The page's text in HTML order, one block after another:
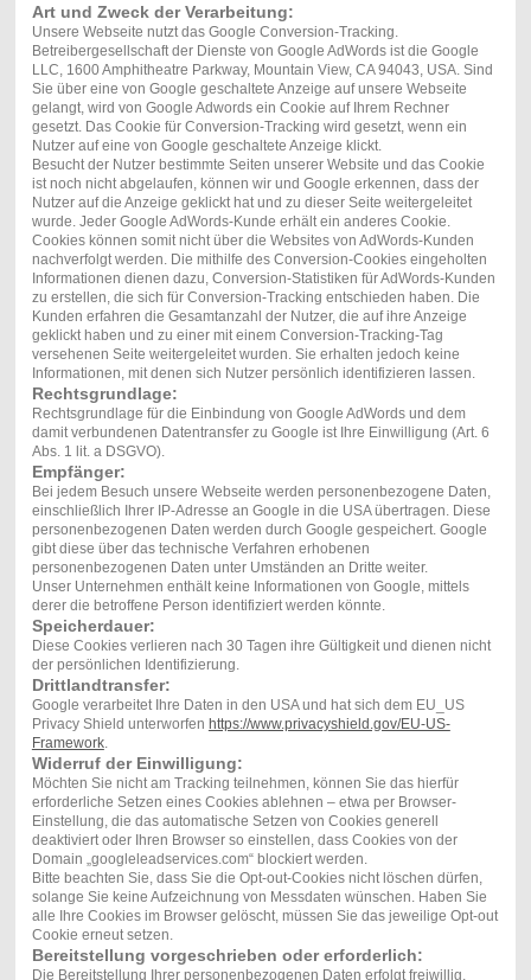
Art und Zweck der Verarbeitung:
Unsere Webseite nutzt das Google Conversion-Tracking.
Betreibergesellschaft der Dienste von Google AdWords ist die Google
LLC, 1600 Amphitheatre Parkway, Mountain View, CA 94043, USA. Sind
Sie über eine von Google geschaltete Anzeige auf unsere Webseite
gelangt, wird von Google Adwords ein Cookie auf Ihrem Rechner
gesetzt. Das Cookie für Conversion-Tracking wird gesetzt, wenn ein
Nutzer auf eine von Google geschaltete Anzeige klickt.
Besucht der Nutzer bestimmte Seiten unserer Website und das Cookie
ist noch nicht abgelaufen, können wir und Google erkennen, dass der
Nutzer auf die Anzeige geklickt hat und zu dieser Seite weitergeleitet
wurde. Jeder Google AdWords-Kunde erhält ein anderes Cookie.
Cookies können somit nicht über die Websites von AdWords-Kunden
nachverfolgt werden. Die mithilfe des Conversion-Cookies eingeholten
Informationen dienen dazu, Conversion-Statistiken für AdWords-Kunden
zu erstellen, die sich für Conversion-Tracking entschieden haben. Die
Kunden erfahren die Gesamtanzahl der Nutzer, die auf ihre Anzeige
geklickt haben und zu einer mit einem Conversion-Tracking-Tag
versehenen Seite weitergeleitet wurden. Sie erhalten jedoch keine
Informationen, mit denen sich Nutzer persönlich identifizieren lassen.
Rechtsgrundlage:
Rechtsgrundlage für die Einbindung von Google AdWords und dem
damit verbundenen Datentransfer zu Google ist Ihre Einwilligung (Art. 6
Abs. 1 lit. a DSGVO).
Empfänger:
Bei jedem Besuch unsere Webseite werden personenbezogene Daten,
einschließlich Ihrer IP-Adresse an Google in die USA übertragen. Diese
personenbezogenen Daten werden durch Google gespeichert. Google
gibt diese über das technische Verfahren erhobenen
personenbezogenen Daten unter Umständen an Dritte weiter.
Unser Unternehmen enthält keine Informationen von Google, mittels
derer die betroffene Person identifiziert werden könnte.
Speicherdauer:
Diese Cookies verlieren nach 30 Tagen ihre Gültigkeit und dienen nicht
der persönlichen Identifizierung.
Drittlandtransfer:
Google verarbeitet Ihre Daten in den USA und hat sich dem EU_US
Privacy Shield unterworfen https://www.privacyshield.gov/EU-US-
Framework.
Widerruf der Einwilligung:
Möchten Sie nicht am Tracking teilnehmen, können Sie das hierfür
erforderliche Setzen eines Cookies ablehnen – etwa per Browser-
Einstellung, die das automatische Setzen von Cookies generell
deaktiviert oder Ihren Browser so einstellen, dass Cookies von der
Domain „googleleadservices.com“ blockiert werden.
Bitte beachten Sie, dass Sie die Opt-out-Cookies nicht löschen dürfen,
solange Sie keine Aufzeichnung von Messdaten wünschen. Haben Sie
alle Ihre Cookies im Browser gelöscht, müssen Sie das jeweilige Opt-out
Cookie erneut setzen.
Bereitstellung vorgeschrieben oder erforderlich:
Die Bereitstellung Ihrer personenbezogenen Daten erfolgt freiwillig,